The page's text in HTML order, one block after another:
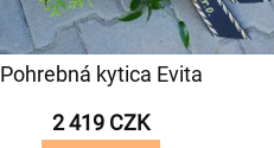
Pohrebná kytica Evita
2 419 CZK